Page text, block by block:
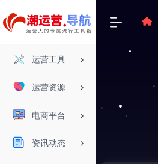
运营工具
运营资源
电商平台
资讯动态